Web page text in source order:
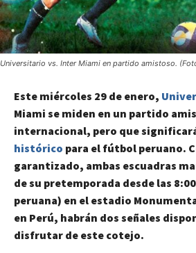
Universitario vs. Inter Miami en partido amistoso.
Este miércoles 29 de enero,
Miami se miden en un partido
internacional, pero que
histórico para el fútbol peruano.
garantizado, ambas escuadras
de su pretemporada desde las
peruana) en el estadio
en Perú, habrán dos señales
disfrutar de este cotejo.